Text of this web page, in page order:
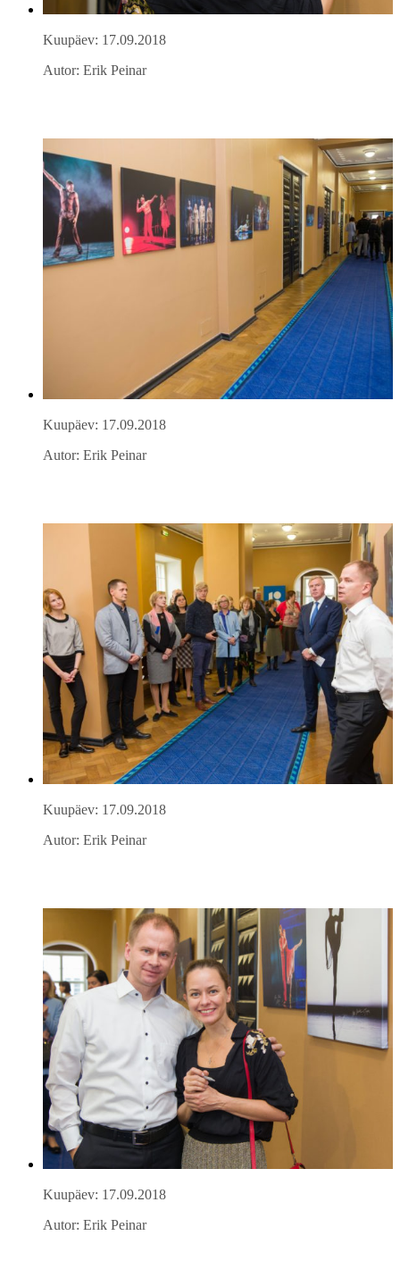
Kuupäev: 17.09.2018
Autor: Erik Peinar
Kuupäev: 17.09.2018
Autor: Erik Peinar
Kuupäev: 17.09.2018
Autor: Erik Peinar
Kuupäev: 17.09.2018
Autor: Erik Peinar